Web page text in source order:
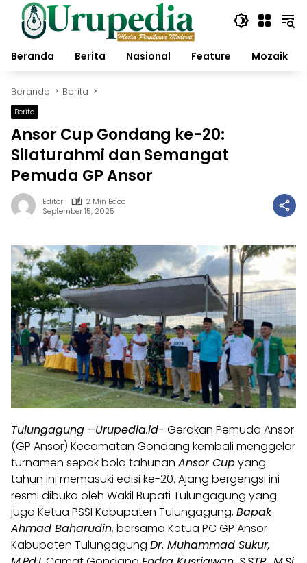
Langsung
konten
Beranda
Berita Nasional Feature Mozaik
Beranda Berita
Berita
Ansor Cup Gondang ke-20:
Silaturahmi dan Semangat
Pemuda GP Ansor
Editor
2 Min Baca
September 15, 2025
Tulungagung –Urupedia.id- Gerakan Pemuda Ansor
(GP Ansor) Kecamatan Gondang kembali menggelar
turnamen sepak bola tahunan Ansor Cupyang
tahun ini memasuki edisi ke-20. Ajang bergengsi ini
resmi dibuka oleh Wakil Bupati Tulungagung yang
juga Ketua PSSI Kabupaten Tulungagung,Bapak
Ahmad Baharudin, bersama Ketua PC GP Ansor
Kabupaten Tulungagung Dr. Muhammad Sukur,